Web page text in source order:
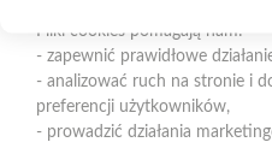
PSB
ul. Grunwaldzka
Pliki cookies pomagają nam:
- zapewnić prawidłowe
- analizować ruch na stronie i
preferencji użytkowników,
- prowadzić działania